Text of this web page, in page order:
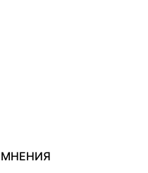
МНЕНИЯ